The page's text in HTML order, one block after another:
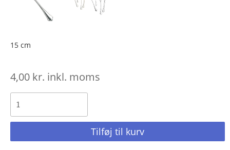
15 cm
4,00 kr. inkl. moms
Tilføj til kurv